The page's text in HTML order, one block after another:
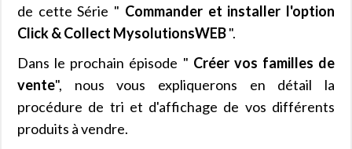
de cette Série " Commander et installer l'option
Click & Collect MysolutionsWEB".
Dans le prochain épisode " Créer vos familles de
vente", nous vous expliquerons en détail la
procédure de tri et d'affichage de vos différents
produits à vendre.